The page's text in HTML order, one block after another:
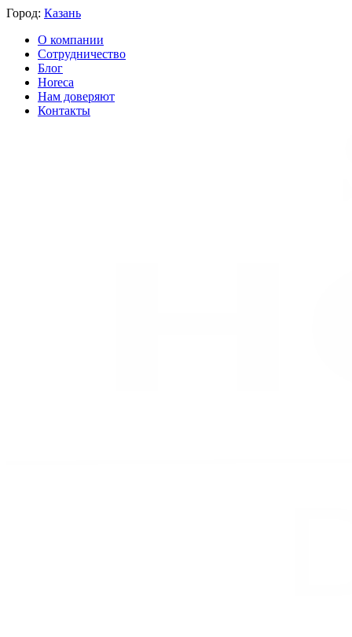
Город: Казань
О компании
Сотрудничество
Блог
Horeca
Нам доверяют
Контакты